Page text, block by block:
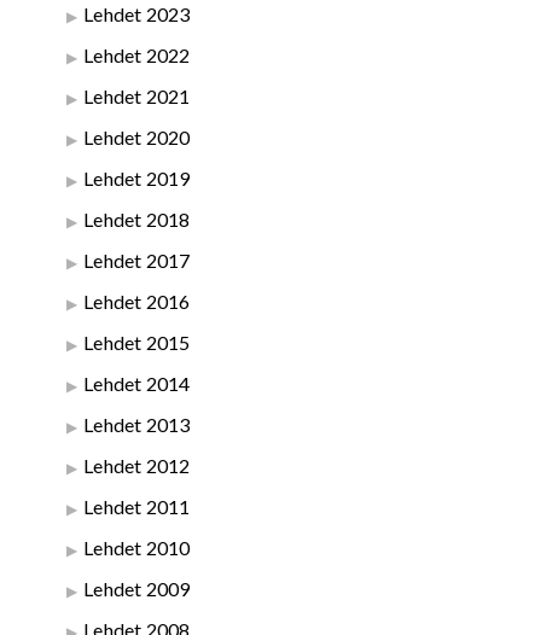
Lehdet 2023
Lehdet 2022
Lehdet 2021
Lehdet 2020
Lehdet 2019
Lehdet 2018
Lehdet 2017
Lehdet 2016
Lehdet 2015
Lehdet 2014
Lehdet 2013
Lehdet 2012
Lehdet 2011
Lehdet 2010
Lehdet 2009
Lehdet 2008